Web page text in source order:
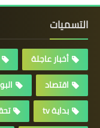
التسميات
أخبار عاجلة
اقتصاد
بداية tv